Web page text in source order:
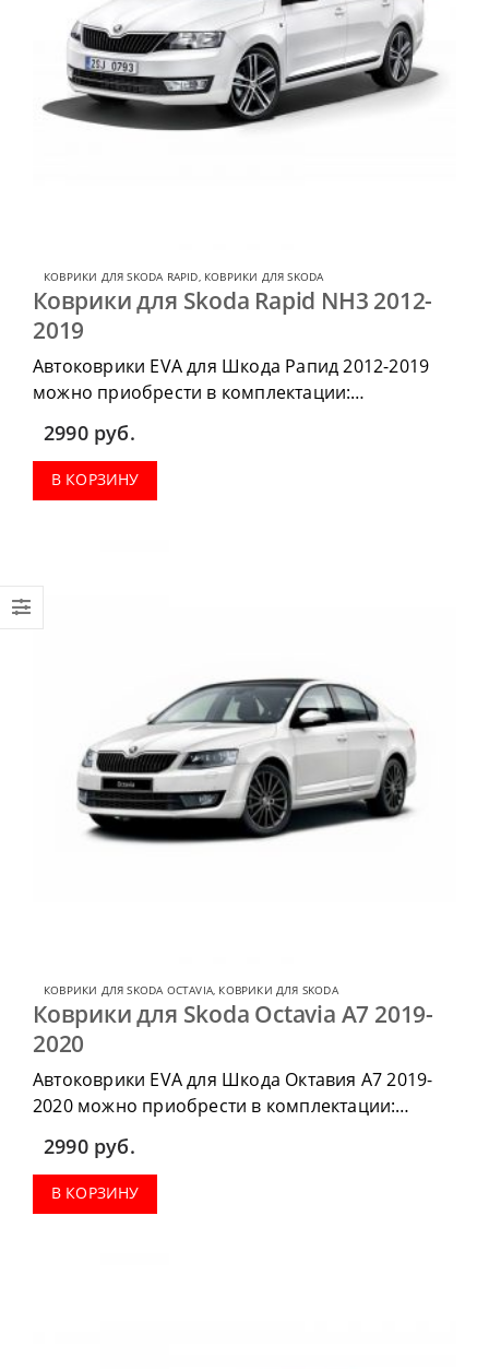
КОВРИКИ ДЛЯ SKODA RAPID КОВРИКИ ДЛЯ SKODA
Коврики для Skoda Rapid NH3 2012-
2019
Автоковрики EVA для Шкода Рапид 2012-2019
можно приобрести в комплектации:
коврики в салон, коврик в багажник.
2990 руб.
В КОРЗИНУ
КОВРИКИ ДЛЯ SKODA OCTAVIA, КОВРИКИ ДЛЯ SKODA
Коврики для Skoda Octavia А7 2019-
2020
Автоковрики EVA для Шкода Октавия А7 2019-
2020 можно приобрести в комплектации:
коврики в салон, коврик в багажник.
2990 руб.
В КОРЗИНУ